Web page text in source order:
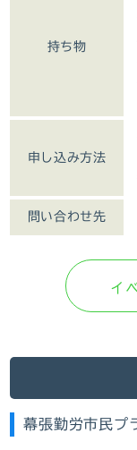
持ち物
申し込み方法
問い合わせ先
イ
幕張勤労市民プ